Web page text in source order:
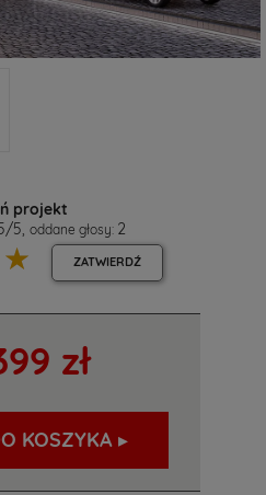
projekt
/5 oddane głosy: 2
☆ ZATWIERDŹ
zł
KOSZYKA ▸